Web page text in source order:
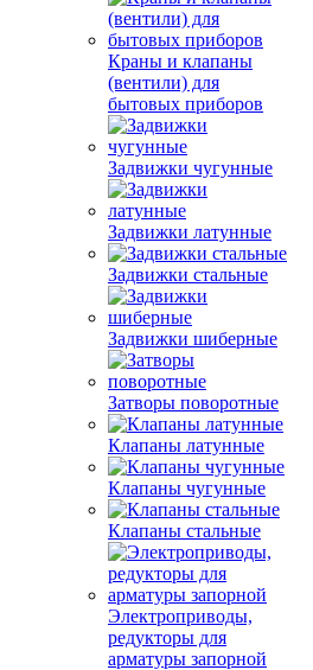
Краны и клапаны
(вентили) для
бытовых приборов
Задвижки чугунные
Задвижки латунные
Задвижки стальные
Задвижки шиберные
Затворы поворотные
Клапаны латунные
Клапаны чугунные
Клапаны стальные
Электроприводы,
редукторы для
арматуры запорной